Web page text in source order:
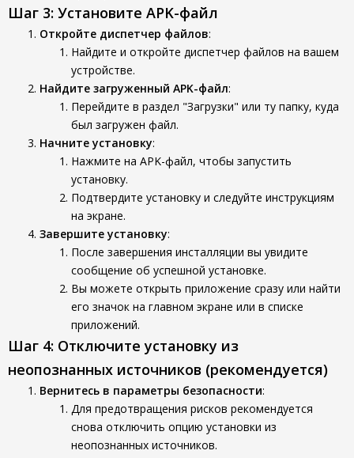
Шаг 3: Установите APK-файл
Откройте диспетчер файлов:
Найдите и откройте диспетчер файлов на вашем
устройстве.
Найдите загруженный APK-файл:
Перейдите в раздел "Загрузки" или ту папку, куда
был загружен файл.
Начните установку:
Нажмите на APK-файл, чтобы запустить
установку.
Подтвердите установку и следуйте инструкциям
на экране.
Завершите установку:
После завершения инсталляции вы увидите
сообщение об успешной установке.
Вы можете открыть приложение сразу или найти
его значок на главном экране или в списке
приложений.
Шаг 4: Отключите установку из
неопознанных источников (рекомендуется)
Вернитесь в параметры безопасности:
Для предотвращения рисков рекомендуется
снова отключить опцию установки из
неопознанных источников.